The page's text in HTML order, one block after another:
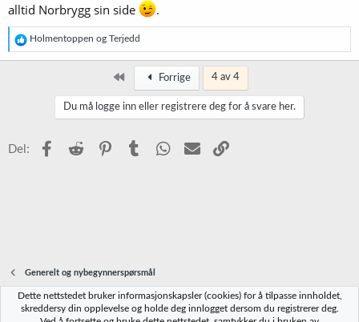
alltid Norbrygg sin side
.
R
e
a
Holmentoppen og Terjedd
Først Forrige 4 av 4
Du må logge inn eller registrere deg for å svare her.
Del: Facebook
Reddit PinterestTumblr WhatsApp
E-post
Generelt og nybegynnerspørsmål
Norbrygg-default
Dette nettstedet bruker informasjonskapsler (cookies) for å tilpasse innholdet,
skreddersy din opplevelse og holde deg innlogget dersom du registrerer deg.